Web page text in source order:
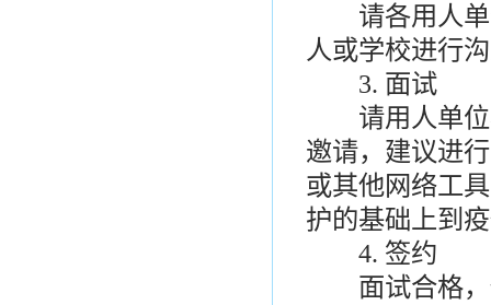
请各用人单
人或学校进行
3. 面试
请用人单位
邀请，建议进
或其他网络工
护的基础上到
4. 签约
面试合格，